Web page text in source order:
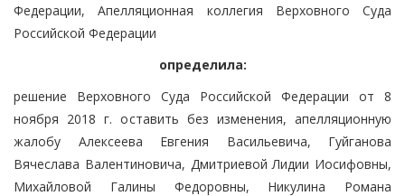
Федерации, Апелляционная коллегия Верховного Суда
Российской Федерации
определила:
решение Верховного Суда Российской Федерации от 8
ноября 2018 г. оставить без изменения, апелляционную
жалобу Алексеева Евгения Васильевича, Гуйганова
Вячеслава Валентиновича, Дмитриевой Лидии Иосифовны,
Михайловой Галины Федоровны, Никулина Романа